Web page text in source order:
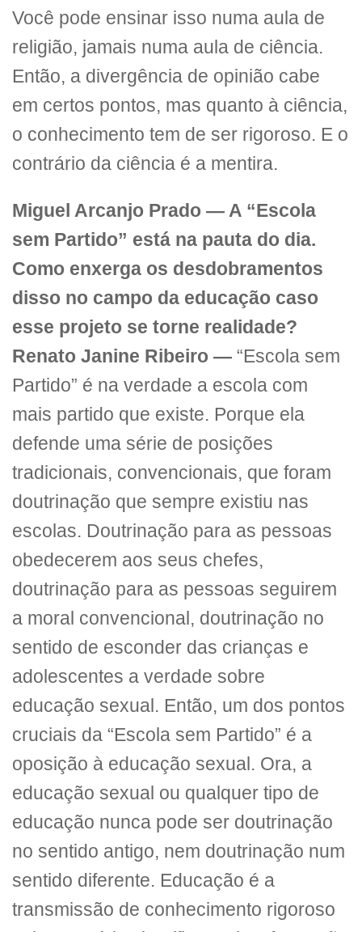
Você pode ensinar isso numa aula de
religião, jamais numa aula de ciência.
Então, a divergência de opinião cabe
em certos pontos, mas quanto à ciência,
o conhecimento tem de ser rigoroso. E o
contrário da ciência é a mentira.
Miguel Arcanjo Prado — A “Escola
sem Partido” está na pauta do dia.
Como enxerga os desdobramentos
disso no campo da educação caso
esse projeto se torne realidade?
Renato Janine Ribeiro — “Escola sem
Partido” é na verdade a escola com
mais partido que existe. Porque ela
defende uma série de posições
tradicionais, convencionais, que foram
doutrinação que sempre existiu nas
escolas. Doutrinação para as pessoas
obedecerem aos seus chefes,
doutrinação para as pessoas seguirem
a moral convencional, doutrinação no
sentido de esconder das crianças e
adolescentes a verdade sobre
educação sexual. Então, um dos pontos
cruciais da “Escola sem Partido” é a
oposição à educação sexual. Ora, a
educação sexual ou qualquer tipo de
educação nunca pode ser doutrinação
no sentido antigo, nem doutrinação num
sentido diferente. Educação é a
transmissão de conhecimento rigoroso